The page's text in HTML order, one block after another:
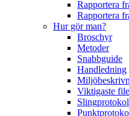
Rapportera
Rapportera
Hur gör man?
Broschyr
Metoder
Snabbguide
Handledning
Viktigaste